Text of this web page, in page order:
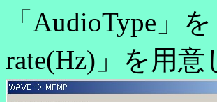
「AudioType」
rate(Hz)」を用